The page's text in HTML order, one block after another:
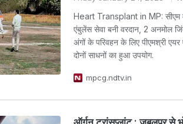
Heart Transplant in MP: सीएम
एंबुलेंस सेवा बनी वरदान, 2 अनमोल
अंगों के परिवहन के लिए पीएमश्री
दोनों साधनों का हुआ उपयोग.
mpcg.ndtv.in